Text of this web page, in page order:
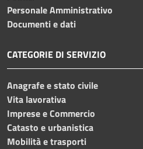
Personale Amministrativo
Documenti e dati
CATEGORIE DI SERVIZIO
Anagrafe e stato civile
Vita lavorativa
Imprese e Commercio
Catasto e urbanistica
Mobilità e trasporti